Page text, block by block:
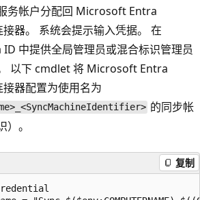
务帐户分配回 Microsoft Entra
接器。 系统会提示输入凭据。 在
中提供全局管理员或混合标识管理员
以下 cmdlet 将 Microsoft Entra
接器配置为使用名为
的同步帐
。
复制